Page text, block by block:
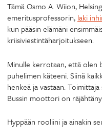
Tämä Osmo A. Wiion,
emeritusprofessorin, laki
kun pääsin elämäni
kriisiviestintäharjoitukseen.
Minulle kerrotaan, että olen
puhelimen käteeni. Siinä
henkeä ja vastaan.
Bussin moottori on
Hyppään rooliini ja ainakin